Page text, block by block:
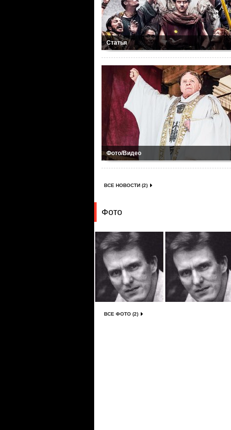
Статья
Фото/Видео
ВСЕ НОВОСТИ (2)
Фото
ВСЕ ФОТО (2)